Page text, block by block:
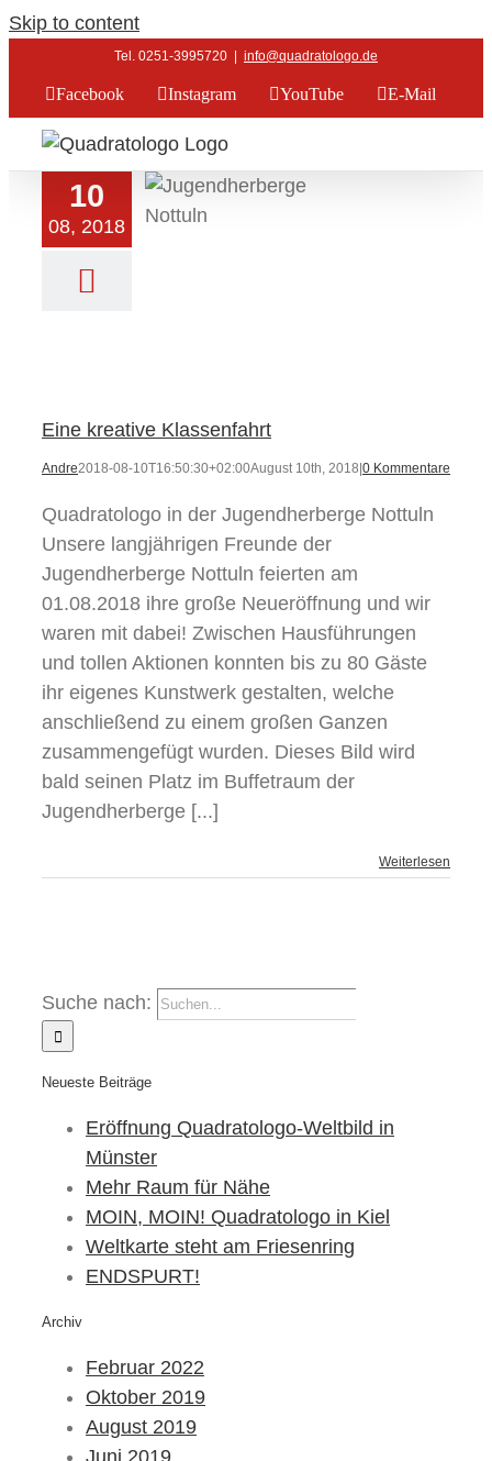
Skip to content
Tel. 0251-3995720 info@quadratologo.de
Facebook Instagram YouTube E-Mail
10
08, 2018
Klassenfahrt
Eine kreative Klassenfahrt
Andre2018-08-10T16:50:30+02:00August 10th, 2018 0 Kommentare
Quadratologo in der Jugendherberge Nottuln
Unsere langjährigen Freunde der
Jugendherberge Nottuln feierten am
01.08.2018 ihre große Neueröffnung und wir
waren mit dabei! Zwischen Hausführungen
und tollen Aktionen konnten bis zu 80 Gäste
ihr eigenes Kunstwerk gestalten, welche
anschließend zu einem großen Ganzen
zusammengefügt wurden. Dieses Bild wird
bald seinen Platz im Buffetraum der
Jugendherberge [...]
Weiterlesen
Suche nach:
Neueste Beiträge
Eröffnung Quadratologo-Weltbild in
Münster
Mehr Raum für Nähe
MOIN, MOIN! Quadratologo in Kiel
Weltkarte steht am Friesenring
ENDSPURT!
Archiv
Februar 2022
Oktober 2019
August 2019
Juni 2019